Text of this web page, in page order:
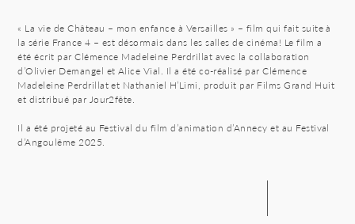
« La vie de Château – mon enfance à Versailles » – film qui fait suite à
la série France 4 – est désormais dans les salles de cinéma! Le film a
été écrit par Clémence Madeleine Perdrillat avec la collaboration
d’Olivier Demangel et Alice Vial. Il a été co-réalisé par Clémence
Madeleine Perdrillat et Nathaniel H’Limi, produit par Films Grand Huit
et distribué par Jour2fête.
Il a été projeté au Festival du film d’animation d’Annecy et au Festival
d’Angoulême 2025.